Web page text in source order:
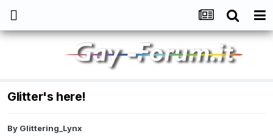
Glitter's here!
By Glittering_Lynx